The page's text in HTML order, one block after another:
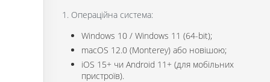
1. Операційна система:
Windows 10 / Windows 11 (64-bit);
macOS 12.0 (Monterey) або новішою;
iOS 15+ чи Android 11+ (для мобільних
пристроїв).